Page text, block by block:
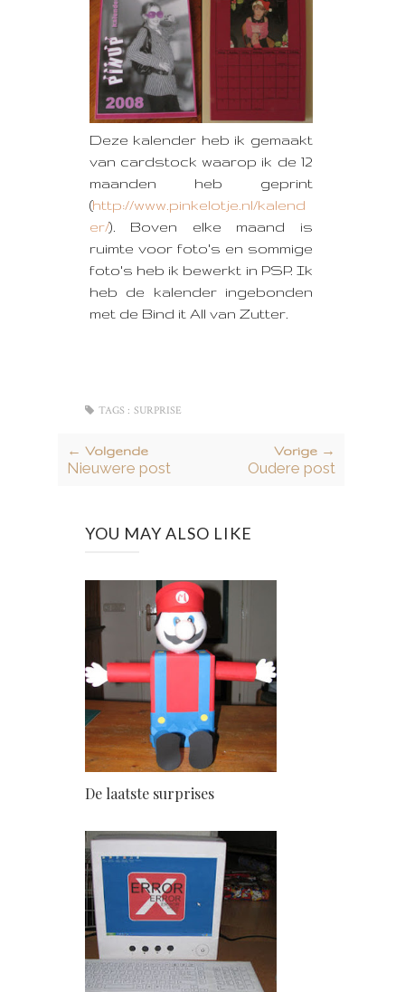
Deze kalender heb ik gemaakt
van cardstock waarop ik de 12
maanden heb geprint
(http://www.pinkelotje.nl/kalend
er/). Boven elke maand is
ruimte voor foto's en sommige
foto's heb ik bewerkt in PSP. Ik
heb de kalender ingebonden
met de Bind it All van Zutter.
TAGS : SURPRISE
← Volgende
Nieuwere post
Vorige →
Oudere post
YOU MAY ALSO LIKE
De laatste surprises